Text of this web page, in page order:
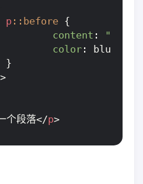
p ::before {
content : "在段
color : blue;
>
个段落</p>